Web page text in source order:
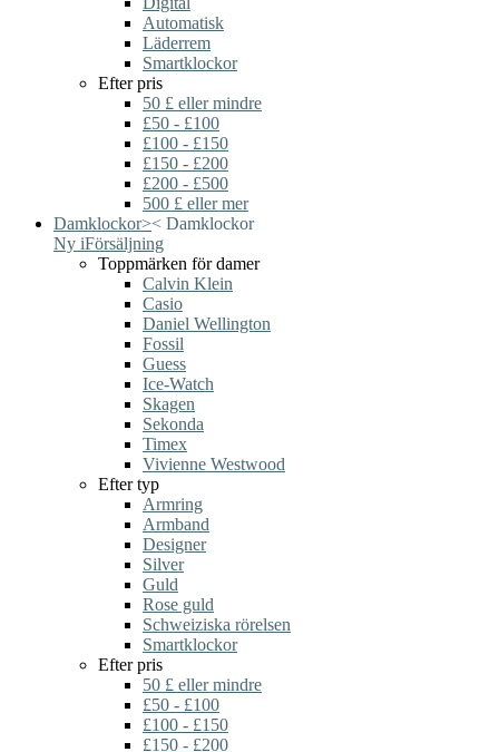
Automatisk
Läderrem
Smartklockor
Efter pris
50 £ eller mindre
£50 - £100
£100 - £150
£150 - £200
£200 - £500
500 £ eller mer
Damklockor>< Damklockor
Ny iFörsäljning
Toppmärken för damer
Calvin Klein
Casio
Daniel Wellington
Fossil
Guess
Ice-Watch
Skagen
Sekonda
Timex
Vivienne Westwood
Efter typ
Armring
Armband
Designer
Silver
Guld
Rose guld
Schweiziska rörelsen
Smartklockor
Efter pris
50 £ eller mindre
£50 - £100
£100 - £150
£150 - £200